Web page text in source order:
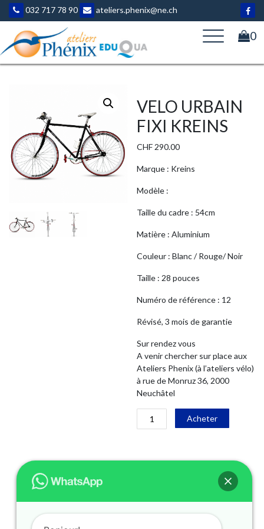
Aller
contenu
032 717 78 90 ateliers.phenix@ne.ch
0
VELO URBAIN
FIXI KREINS
CHF 290.00
Marque : Kreins
Modèle :
Taille du cadre : 54cm
Matière : Aluminium
Couleur : Blanc / Rouge/ Noir
Taille : 28 pouces
Numéro de référence : 12
Révisé, 3 mois de garantie
Sur rendez vous
A venir chercher sur place aux
Ateliers Phenix (à l’ateliers vélo)
à rue de Monruz 36, 2000
Neuchâtel
quantité
de
FIXI
Acheter